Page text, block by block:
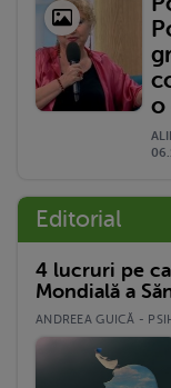
o
Editorial
4 lucruri pe
Mondială a
ANDREEA GUICĂ -